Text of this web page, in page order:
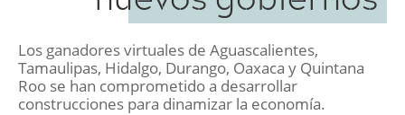
Los ganadores virtuales de Aguascalientes,
Tamaulipas, Hidalgo, Durango, Oaxaca y Quintana
Roo se han comprometido a desarrollar
construcciones para dinamizar la economía.